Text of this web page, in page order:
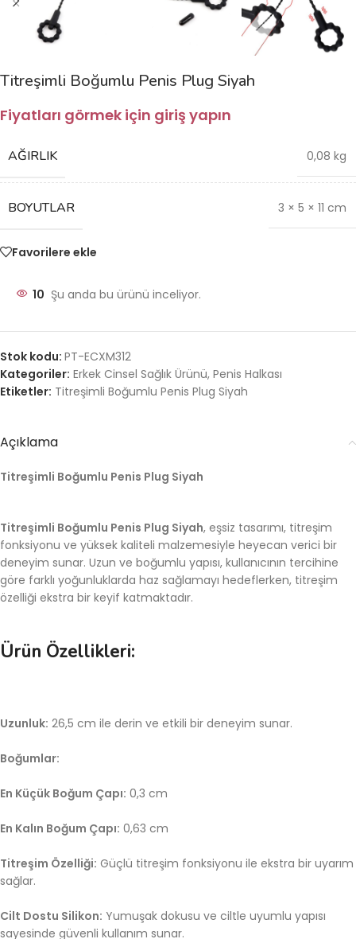
Titreşimli Boğumlu Penis Plug Siyah
Fiyatları görmek için giriş yapın
AĞIRLIK 0,08 kg
BOYUTLAR 3 × 5 × 11 cm
Favorilere ekle
10 Şu anda bu ürünü inceliyor.
Stok kodu: PT-ECXM312
Kategoriler: Erkek Cinsel Sağlık Ürünü, Penis Halkası
Etiketler: Titreşimli Boğumlu Penis Plug Siyah
Açıklama
Titreşimli Boğumlu Penis Plug Siyah
Titreşimli Boğumlu Penis Plug Siyah, eşsiz tasarımı, titreşim
fonksiyonu ve yüksek kaliteli malzemesiyle heyecan verici bir
deneyim sunar. Uzun ve boğumlu yapısı, kullanıcının tercihine
göre farklı yoğunluklarda haz sağlamayı hedeflerken, titreşim
özelliği ekstra bir keyif katmaktadır.
Ürün Özellikleri:
Uzunluk: 26,5 cm ile derin ve etkili bir deneyim sunar.
Boğumlar:
En Küçük Boğum Çapı: 0,3 cm
En Kalın Boğum Çapı: 0,63 cm
Titreşim Özelliği: Güçlü titreşim fonksiyonu ile ekstra bir uyarım
sağlar.
Cilt Dostu Silikon: Yumuşak dokusu ve ciltle uyumlu yapısı
sayesinde güvenli kullanım sunar.